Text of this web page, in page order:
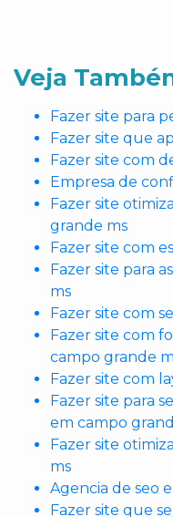
Veja
Fazer site para
Fazer site que
Fazer site com
Empresa de
Fazer site
grande ms
Fazer site com
Fazer site para
ms
Fazer site com
Fazer site com
campo grande
Fazer site com
Fazer site para
em campo
Fazer site
ms
Agencia de seo
Fazer site que